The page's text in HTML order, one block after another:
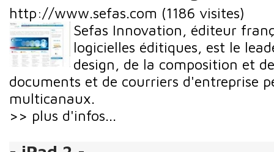
http://www.sefas.com (1186 visites)
Sefas Innovation, éditeur
logicielles éditiques, est le
design, de la composition et
documents et de courriers d'entreprise
multicanaux.
>> plus d'infos...